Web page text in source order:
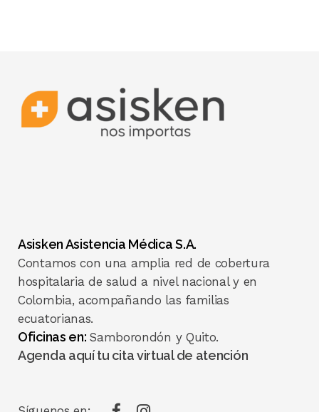
Asisken Asistencia Médica S.A.
Contamos con una amplia red de cobertura
hospitalaria de salud a nivel nacional y en
Colombia, acompañando las familias
ecuatorianas.
Oficinas en: Samborondón y Quito.
Agenda aquí tu cita virtual de atención